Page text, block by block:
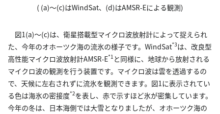
( (a)〜(c)はWindSat、(d)はAMSR-Eによる観測)
図1(a)〜(c)は、衛星搭載型マイクロ波放射計によって捉えられ
た、今年のオホーツク海の流氷の様子です。WindSat*3は、改良型
高性能マイクロ波放射計AMSR-E*1 と同様に、地球から放射される
マイクロ波の観測を行う装置です。マイクロ波は雲を透過するの
で、天候に左右されずに流氷を観測できます。図1に表示されてい
る色は海氷の密接度*2を表し、赤で示すほど氷が密集しています。
今年の冬は、日本海側では大雪となりましたが、オホーツク海の